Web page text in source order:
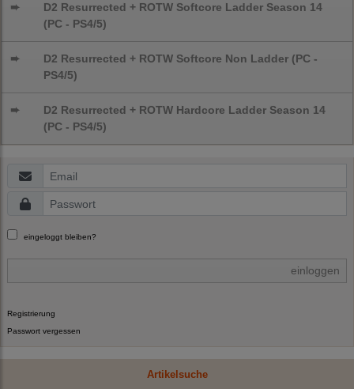
➨
D2 Resurrected + ROTW Softcore Ladder Season 14
(PC - PS4/5)
➨
D2 Resurrected + ROTW Softcore Non Ladder (PC -
PS4/5)
➨
D2 Resurrected + ROTW Hardcore Ladder Season 14
(PC - PS4/5)
eingeloggt bleiben?
einloggen
Registrierung
Passwort vergessen
Artikelsuche